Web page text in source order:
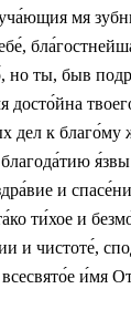
мя
но ты, быв
досто́йна
дел к
и
ти́хое и
и чистоте́,
и́мя